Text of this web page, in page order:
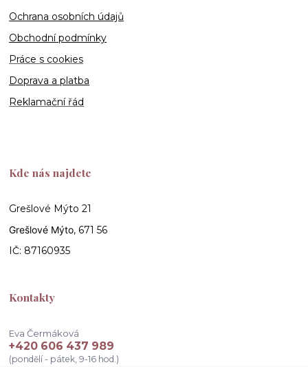
Ochrana osobních údajů
Obchodní podmínky
Práce s cookies
Doprava a platba
Reklamační řád
Kde nás najdete
Grešlové Mýto 21
Grešlové Mýto, 671 56
IČ: 87160935
Kontakty
Eva Čermáková
+420 606 437 989
(pondělí - pátek, 9-16 hod.)